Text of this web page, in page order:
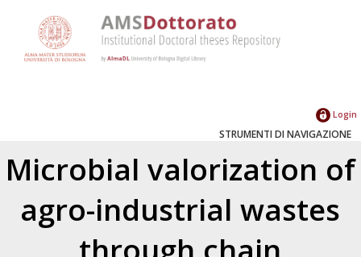
Login
STRUMENTI DI NAVIGAZIONE
Microbial valorization of
agro-industrial wastes